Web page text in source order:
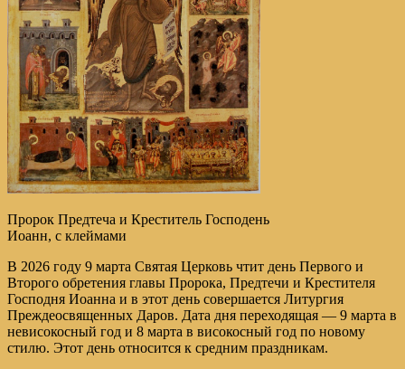
Пророк Предтеча и Креститель Господень
Иоанн, с клеймами
В 2026 году 9 марта Святая Церковь чтит день Первого и
Второго обретения главы Пророка, Предтечи и Крестителя
Господня Иоанна и в этот день совершается Литургия
Преждеосвященных Даров. Дата дня переходящая — 9 марта в
невисокосный год и 8 марта в високосный год по новому
стилю. Этот день относится к средним праздникам.